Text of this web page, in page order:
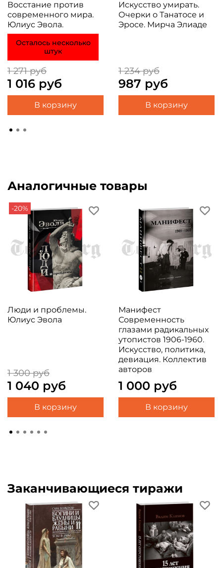
Восстание против
современного мира.
Юлиус Эвола.
Осталось несколько
штук
1 271 руб
1 016 руб
В корзину
Искусство умирать.
Очерки о Танатосе и
Эросе. Мирча Элиаде
1 234 руб
987 руб
В корзину
Аналогичные товары
-20%
Люди и проблемы.
Юлиус Эвола
1 300 руб
1 040 руб
В корзину
Манифест
Современность
глазами радикальных
утопистов 1906-1960.
Искусство, политика,
девиация. Коллектив
авторов
1 000 руб
В корзину
Заканчивающиеся тиражи